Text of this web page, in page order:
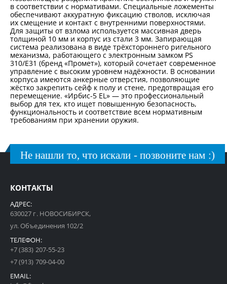
в соответствии с нормативами. Специальные ложементы
обеспечивают аккуратную фиксацию стволов, исключая
их смещение и контакт с внутренними поверхностями.
Для защиты от взлома используется массивная дверь
толщиной 10 мм и корпус из стали 3 мм. Запирающая
система реализована в виде трёхстороннего ригельного
механизма, работающего с электронным замком PS
310/E31 (бренд «Промет»), который сочетает современное
управление с высоким уровнем надёжности. В основании
корпуса имеются анкерные отверстия, позволяющие
жёстко закрепить сейф к полу и стене, предотвращая его
перемещение. «Ирбис-5 EL» — это профессиональный
выбор для тех, кто ищет повышенную безопасность,
функциональность и соответствие всем нормативным
требованиям при хранении оружия.
Не нашли то, что искали - позвоните нам :)
КОНТАКТЫ
АДРЕС:
630027 г. НОВОСИБИРСК,
ул. Объединения 102/2
ТЕЛЕФОН:
+7 (383) 207-55-23
+7 (913) 709-04-00
EMAIL: